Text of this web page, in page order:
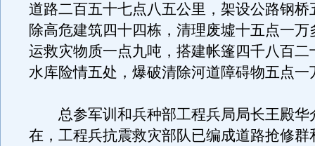
道路二百五十七点八五公里，架设公路钢桥
除高危建筑四十四栋，清理废墟十五点一万
运救灾物质一点九吨，搭建帐篷四千八百二
水库险情五处，爆破清除河道障碍物五点一
总参军训和兵种部工程兵局局长王殿华
在，工程兵抗震救灾部队已编成道路抢修群